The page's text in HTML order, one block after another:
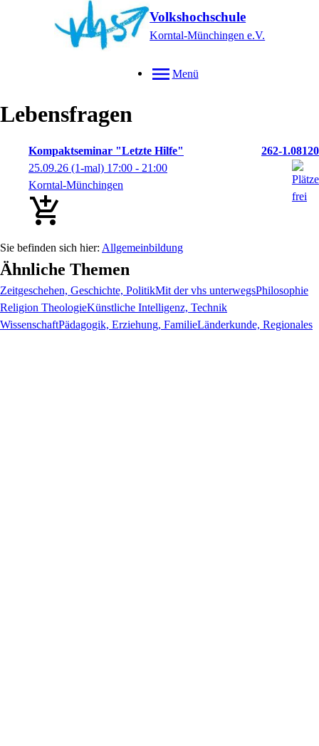
Volkshochschule
Korntal-Münchingen e.V.
Menü
Lebensfragen
Kompaktseminar "Letzte Hilfe"
262-1.08120
25.09.26 (1-mal) 17:00 - 21:00
Korntal-Münchingen
Allgemeinbildung
Ähnliche Themen
Zeitgeschehen, Geschichte, PolitikMit der vhs unterwegsPhilosophie
Religion TheologieKünstliche Intelligenz, Technik
WissenschaftPädagogik, Erziehung, FamilieLänderkunde, Regionales